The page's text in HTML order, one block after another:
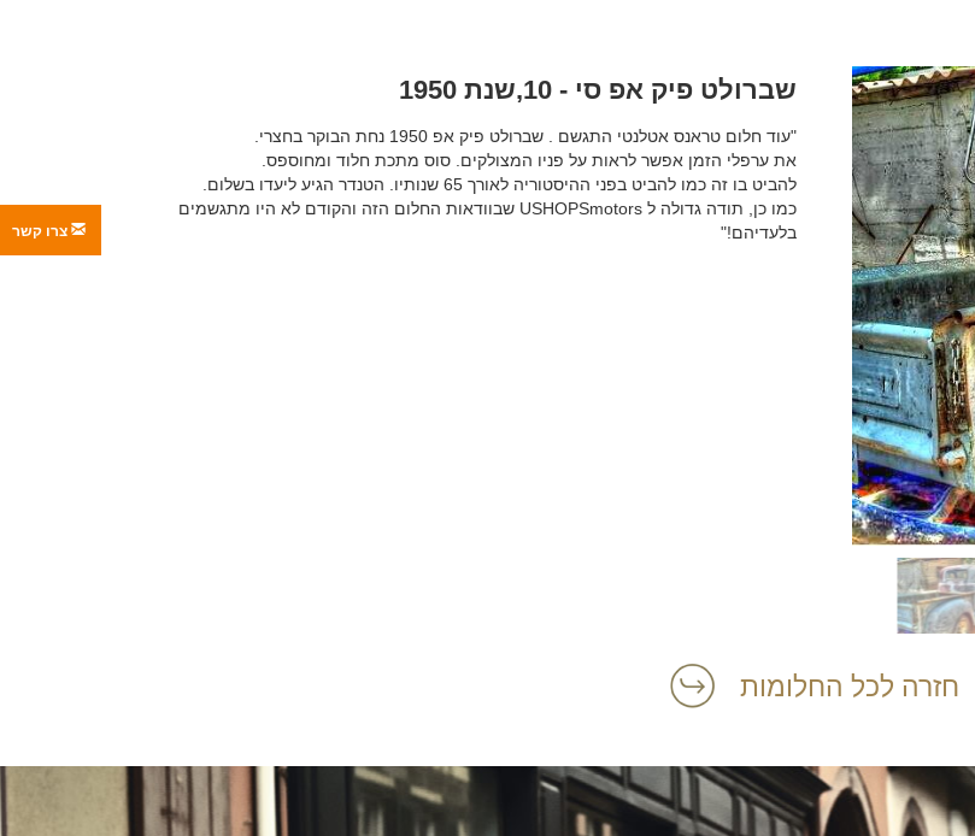
שברולט פיק אפ סי - 10,שנת 1950
"עוד חלום טראנס אטלנטי התגשם . שברולט פיק אפ 1950 נחת הבוקר בחצרי.
את ערפלי הזמן אפשר לראות על פניו המצולקים. סוס מתכת חלוד ומחוספס.
להביט בו זה כמו להביט בפני ההיסטוריה לאורך 65 שנותיו. הטנדר הגיע ליעדו בשלום.
כמו כן, תודה גדולה ל USHOPSmotors שבוודאות החלום הזה והקודם לא היו מתגשמים
בלעדיהם!"
חזרה לכל החלומות
צרו קשר